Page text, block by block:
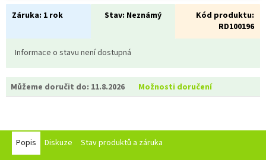
Záruka: 1 rok Stav: Neznámý
Kód produktu:
RD100196
Informace o stavu není dostupná
Můžeme doručit do: 11.8.2026 Možnosti doručení
Popis Diskuze Stav produktů a záruka